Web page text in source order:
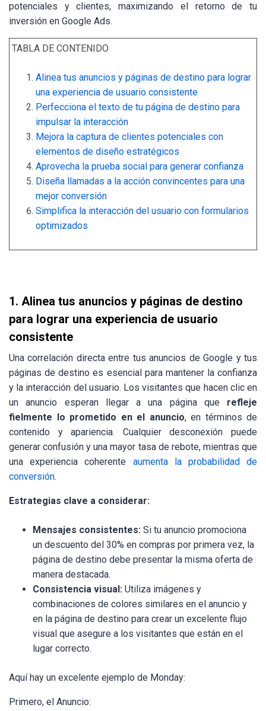
potenciales y clientes, maximizando el retorno de tu
inversión en Google Ads.
TABLA DE CONTENIDO
Alinea tus anuncios y páginas de destino para lograr
una experiencia de usuario consistente
Perfecciona el texto de tu página de destino para
impulsar la interacción
Mejora la captura de clientes potenciales con
elementos de diseño estratégicos
Aprovecha la prueba social para generar confianza
Diseña llamadas a la acción convincentes para una
mejor conversión
Simplifica la interacción del usuario con formularios
optimizados
1. Alinea tus anuncios y páginas de destino
para lograr una experiencia de usuario
consistente
Una correlación directa entre tus anuncios de Google y tus
páginas de destino es esencial para mantener la confianza
y la interacción del usuario. Los visitantes que hacen clic en
un anuncio esperan llegar a una página que refleje
fielmente lo prometido en el anuncio, en términos de
contenido y apariencia. Cualquier desconexión puede
generar confusión y una mayor tasa de rebote, mientras que
una experiencia coherente aumenta la probabilidad de
conversión.
Estrategias clave a considerar:
Mensajes consistentes: Si tu anuncio promociona
un descuento del 30% en compras por primera vez, la
página de destino debe presentar la misma oferta de
manera destacada.
Consistencia visual: Utiliza imágenes y
combinaciones de colores similares en el anuncio y
en la página de destino para crear un excelente flujo
visual que asegure a los visitantes que están en el
lugar correcto.
Aquí hay un excelente ejemplo de Monday:
Primero, el Anuncio: